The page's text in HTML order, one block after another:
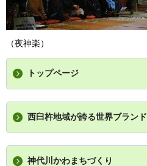
（夜神楽）
トップページ
西臼杵地域が誇る世界ブランド
神代川かわまちづくり